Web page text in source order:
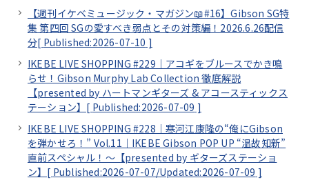
【週刊イケベミュージック・マガジン📖#16】Gibson SG特
集 第四回 SGの愛すべき弱点とその対策編！2026.6.26配信
分[ Published:2026-07-10 ]
IKEBE LIVE SHOPPING #229｜アコギをブルースでかき鳴
らせ！Gibson Murphy Lab Collection 徹底解説
【presented by ハートマンギターズ & アコースティックス
テーション】[ Published:2026-07-09 ]
IKEBE LIVE SHOPPING #228｜寒河江康隆の“俺にGibson
を弾かせろ！” Vol.11｜IKEBE Gibson POP UP “温故知新”
直前スペシャル！～【presented by ギターズステーショ
ン】[ Published:2026-07-07/Updated:2026-07-09 ]